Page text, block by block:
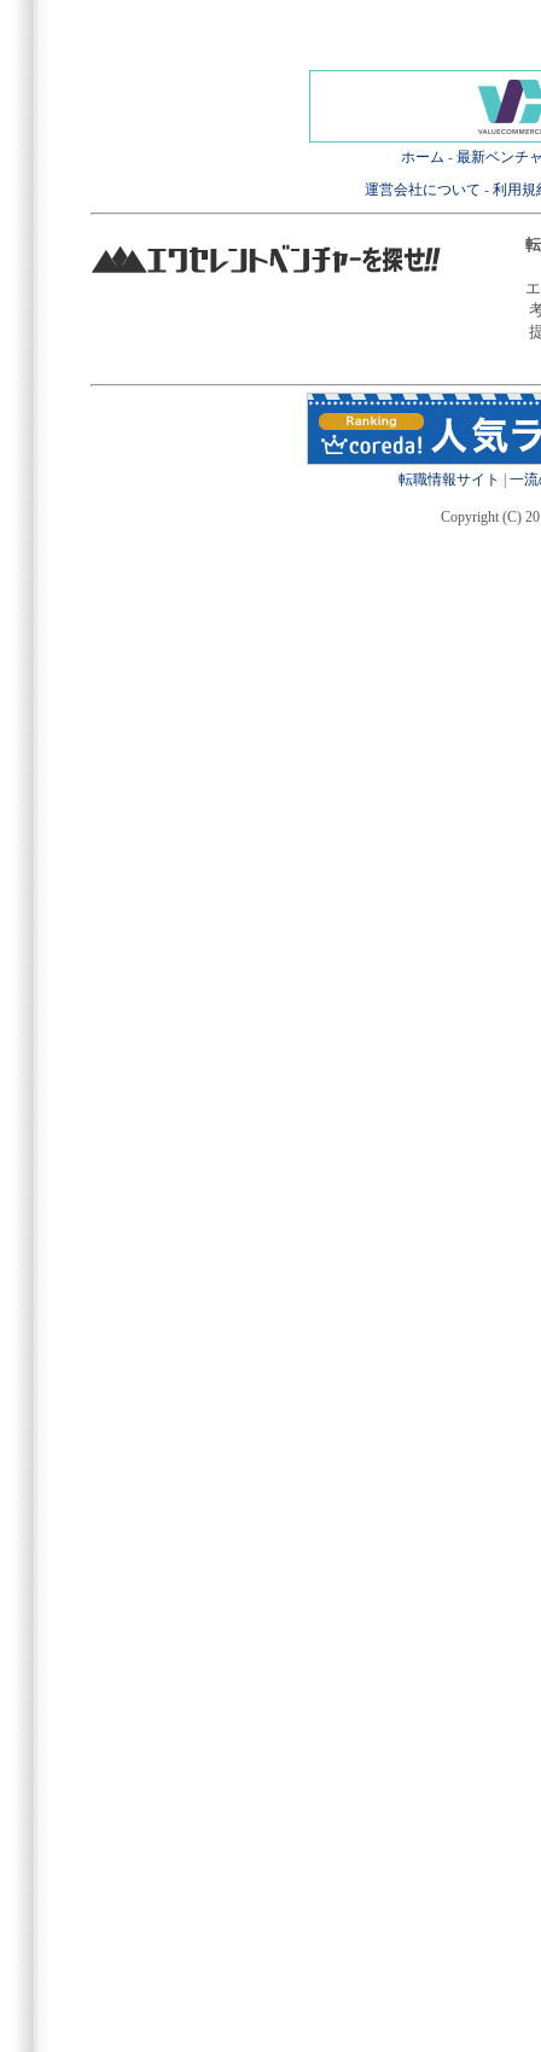
ホーム - 最新ベンチ
運営会社について - 利用規
転職情報サイト 一
Copyright (C)